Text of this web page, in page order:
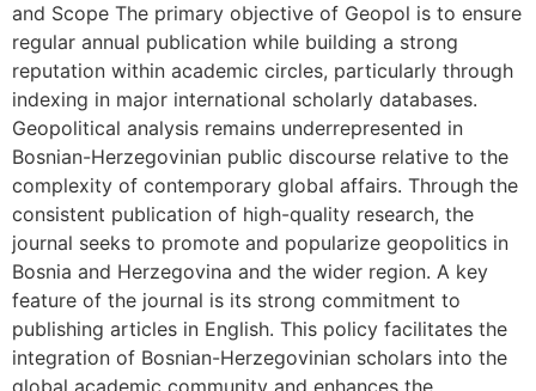
and Scope The primary objective of Geopol is to ensure
regular annual publication while building a strong
reputation within academic circles, particularly through
indexing in major international scholarly databases.
Geopolitical analysis remains underrepresented in
Bosnian-Herzegovinian public discourse relative to the
complexity of contemporary global affairs. Through the
consistent publication of high-quality research, the
journal seeks to promote and popularize geopolitics in
Bosnia and Herzegovina and the wider region. A key
feature of the journal is its strong commitment to
publishing articles in English. This policy facilitates the
integration of Bosnian-Herzegovinian scholars into the